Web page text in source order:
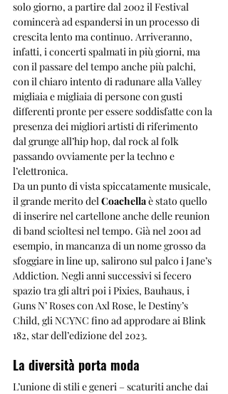
solo giorno, a partire dal 2002 il Festival
comincerà ad espandersi in un processo di
crescita lento ma continuo. Arriveranno,
infatti, i concerti spalmati in più giorni, ma
con il passare del tempo anche più palchi,
con il chiaro intento di radunare alla Valley
migliaia e migliaia di persone con gusti
differenti pronte per essere soddisfatte con la
presenza dei migliori artisti di riferimento
dal grunge all’hip hop, dal rock al folk
passando ovviamente per la techno e
l’elettronica.
Da un punto di vista spiccatamente musicale,
il grande merito del Coachella è stato quello
di inserire nel cartellone anche delle reunion
di band scioltesi nel tempo. Già nel 2001 ad
esempio, in mancanza di un nome grosso da
sfoggiare in line up, salirono sul palco i Jane’s
Addiction. Negli anni successivi si fecero
spazio tra gli altri poi i Pixies, Bauhaus, i
Guns N’ Roses con Axl Rose, le Destiny’s
Child, gli NCYNC fino ad approdare ai Blink
182, star dell’edizione del 2023.
La diversità porta moda
L’unione di stili e generi – scaturiti anche dai